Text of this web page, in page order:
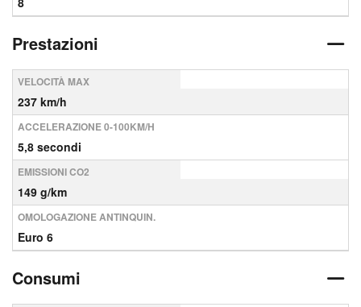
Prestazioni
VELOCITÀ MAX
237 km/h
ACCELERAZIONE 0-100KM/H
5,8 secondi
EMISSIONI CO2
149 g/km
OMOLOGAZIONE ANTINQUIN.
Euro 6
Consumi